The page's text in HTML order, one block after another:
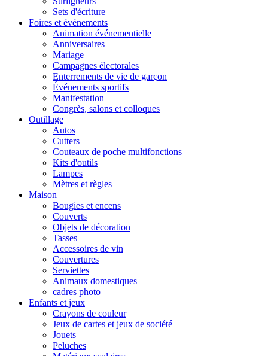
Sets d'écriture
Foires et événements
Animation événementielle
Anniversaires
Mariage
Campagnes électorales
Enterrements de vie de garçon
Événements sportifs
Manifestation
Congrès, salons et colloques
Outillage
Autos
Cutters
Couteaux de poche multifonctions
Kits d'outils
Lampes
Mètres et règles
Maison
Bougies et encens
Couverts
Objets de décoration
Tasses
Accessoires de vin
Couvertures
Serviettes
Animaux domestiques
cadres photo
Enfants et jeux
Crayons de couleur
Jeux de cartes et jeux de société
Jouets
Peluches